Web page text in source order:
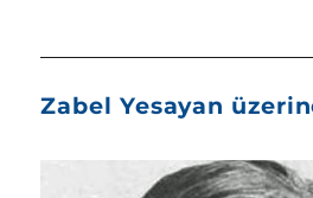
Zabel Yesayan